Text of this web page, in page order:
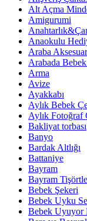
Alt Açma
Amigurumi
Anaokulu
Araba
Arabada Bebek
Arma
Avize
Ayakkabı
Aylık Bebek
Aylık Fotoğraf
Bakliyat torbası
Banyo
Bardak Altlığı
Battaniye
Bayram
Bayram
Bebek Şekeri
Bebek Uyku
Bebek Uyuyor